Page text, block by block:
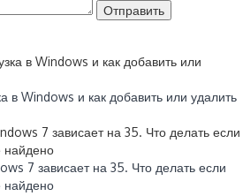
в Windows и как добавить или удалить
7 зависает на 35. Что делать если
найдено